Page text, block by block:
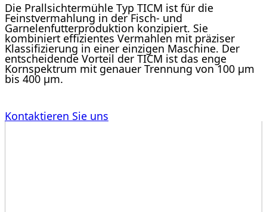
Die Prallsichtermühle Typ TICM ist für die
Feinstvermahlung in der Fisch- und
Garnelenfutterproduktion konzipiert. Sie
kombiniert effizientes Vermahlen mit präziser
Klassifizierung in einer einzigen Maschine. Der
entscheidende Vorteil der TICM ist das enge
Kornspektrum mit genauer Trennung von 100 µm
bis 400 µm.
Kontaktieren Sie uns